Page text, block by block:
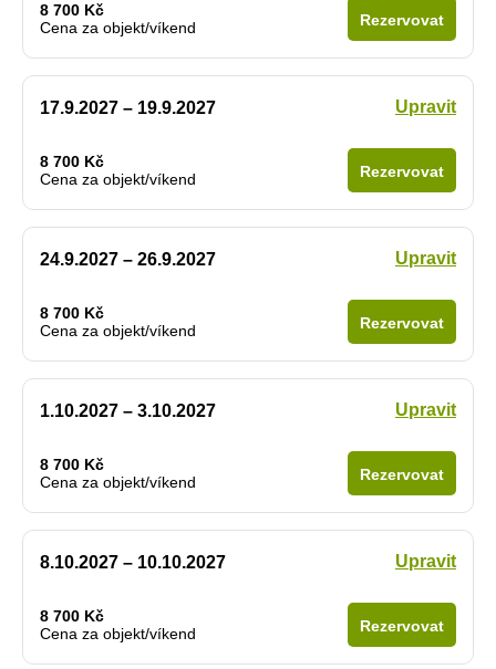
8 700 Kč
Cena za objekt/víkend
Rezervovat
17.9.2027 – 19.9.2027 Upravit
8 700 Kč
Cena za objekt/víkend
Rezervovat
24.9.2027 – 26.9.2027 Upravit
8 700 Kč
Cena za objekt/víkend
Rezervovat
1.10.2027 – 3.10.2027 Upravit
8 700 Kč
Cena za objekt/víkend
Rezervovat
8.10.2027 – 10.10.2027 Upravit
8 700 Kč
Cena za objekt/víkend
Rezervovat